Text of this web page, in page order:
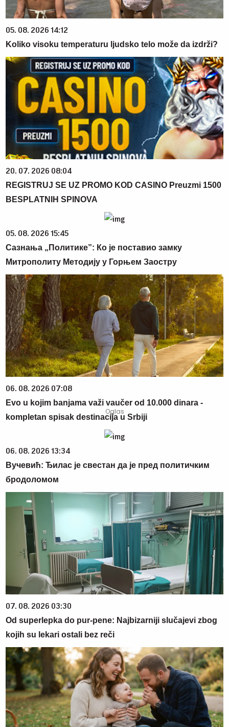
05. 08. 2026 14:12
Koliko visoku temperaturu ljudsko telo može da izdrži?
20. 07. 2026 08:04
REGISTRUJ SE UZ PROMO KOD CASINO Preuzmi 1500
BESPLATNIH SPINOVA
05. 08. 2026 15:45
Сазнања „Политике”: Ко је поставио замку
Митрополиту Методију у Горњем Заостру
06. 08. 2026 07:08
Evo u kojim banjama važi vaučer od 10.000 dinara -
kompletan spisak destinacija u Srbiji
06. 08. 2026 13:34
Вучевић: Ђилас је свестан да је пред политичким
бродоломом
07. 08. 2026 03:30
Od superlepka do pur-pene: Najbizarniji slučajevi zbog
kojih su lekari ostali bez reči